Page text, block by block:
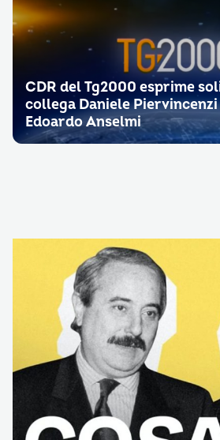
CDR del Tg2000 esprime
collega Daniele
Edoardo Anselmi